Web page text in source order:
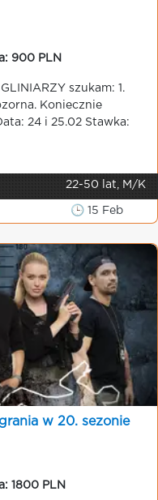
900 PLN
szukam: 1.
Koniecznie
24 i 25.02 Stawka:
22-50 lat, M/K
🕒 15 Feb
w 20. sezonie
1800 PLN